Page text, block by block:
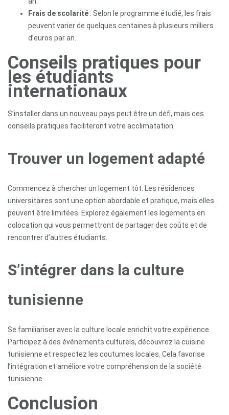
Frais de scolarité : Selon le programme étudié, les frais
peuvent varier de quelques centaines à plusieurs milliers
d’euros par an.
Conseils pratiques pour
les étudiants
internationaux
S’installer dans un nouveau pays peut être un défi, mais ces
conseils pratiques faciliteront votre acclimatation.
Trouver un logement adapté
Commencez à chercher un logement tôt. Les résidences
universitaires sont une option abordable et pratique, mais elles
peuvent être limitées. Explorez également les logements en
colocation qui vous permettront de partager des coûts et de
rencontrer d’autres étudiants.
S’intégrer dans la culture
tunisienne
Se familiariser avec la culture locale enrichit votre expérience.
Participez à des événements culturels, découvrez la cuisine
tunisienne et respectez les coutumes locales. Cela favorise
l’intégration et améliore votre compréhension de la société
tunisienne.
Conclusion